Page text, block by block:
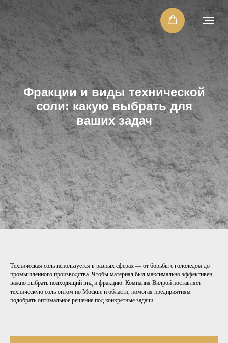
Фракции и виды технической
соли: какую выбрать для
ваших задач
Техническая соль используется в разных сферах — от борьбы с гололёдом до
промышленного производства. Чтобы материал был максимально эффективен,
важно выбрать подходящий вид и фракцию. Компания Вилрой поставляет
техническую соль оптом по Москве и области, помогая предприятиям
подобрать оптимальное решение под конкретные задачи.